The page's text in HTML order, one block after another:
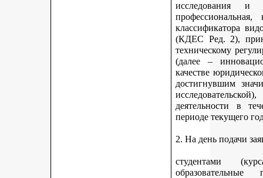
исследования и
классификатора
(КДЕС Ред. 2),
техническому
(далее –
качестве
достигнувшим
деятельности в
периоде текущего
2. На день подачи
студентами
образовательные